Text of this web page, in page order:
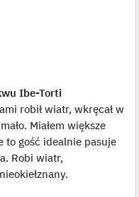
Ibe-Torti
robił wiatr, wkręcał w
Miałem większe
to gość idealnie pasuje
Robi wiatr,